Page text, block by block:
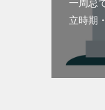
一周忌
立時期